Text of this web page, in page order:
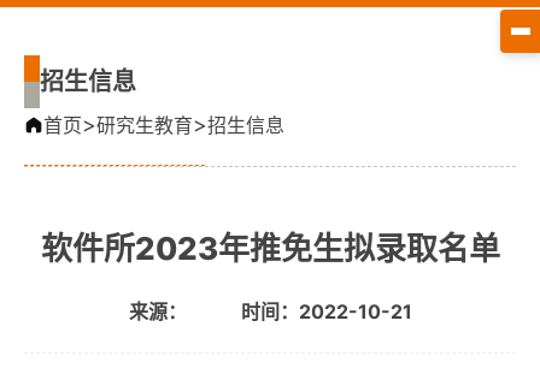
招生信息
首页>研究生教育>招生信息
软件所2023年推免生拟录取名单
来源： 时间：2022-10-21